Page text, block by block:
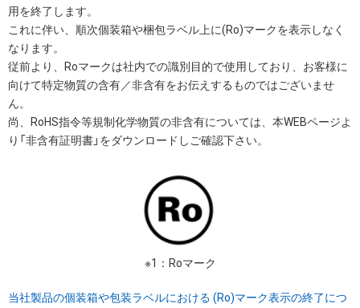
用を終了します。
これに伴い、順次個装箱や梱包ラベル上に(Ro)マークを表示しなく
なります。
従前より、Roマークは社内での識別目的で使用しており、お客様に
向けて特定物質の含有／非含有をお伝えするものではございませ
ん。
尚、RoHS指令等規制化学物質の非含有については、本WEBページよ
り「非含有証明書」をダウンロードしご確認下さい。
※1：Roマーク
当社製品の個装箱や包装ラベルにおける (Ro)マーク表示の終了につ